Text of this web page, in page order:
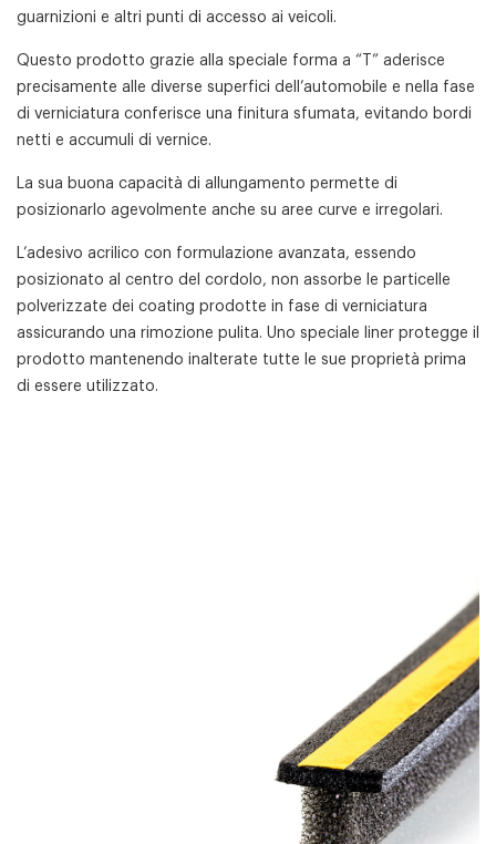
guarnizioni e altri punti di accesso ai veicoli.
Questo prodotto grazie alla speciale forma a “T” aderisce
precisamente alle diverse superfici dell’automobile e nella fase
di verniciatura conferisce una finitura sfumata, evitando bordi
netti e accumuli di vernice.
La sua buona capacità di allungamento permette di
posizionarlo agevolmente anche su aree curve e irregolari.
L’adesivo acrilico con formulazione avanzata, essendo
posizionato al centro del cordolo, non assorbe le particelle
polverizzate dei coating prodotte in fase di verniciatura
assicurando una rimozione pulita. Uno speciale liner protegge il
prodotto mantenendo inalterate tutte le sue proprietà prima
di essere utilizzato.